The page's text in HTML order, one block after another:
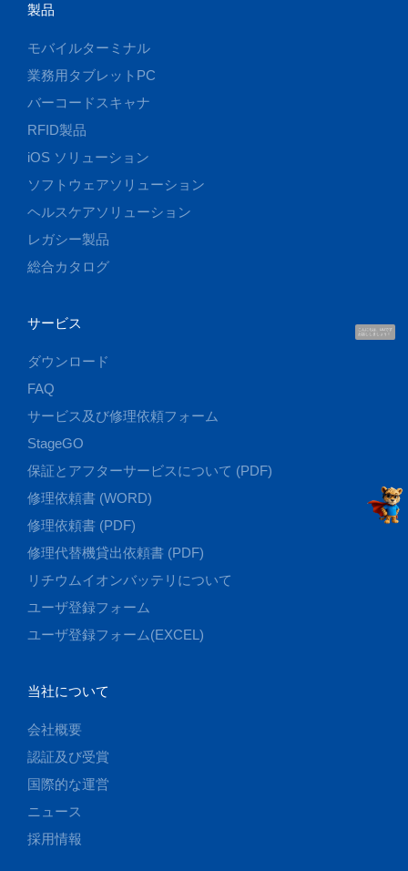
こんにちは、UUです
お話ししましょう！
製品
モバイルターミナル
業務用タブレットPC
バーコードスキャナ
RFID製品
iOS ソリューション
ソフトウェアソリューション
ヘルスケアソリューション
レガシー製品
総合カタログ
サービス
ダウンロード
FAQ
サービス及び修理依頼フォーム
StageGO
保証とアフターサービスについて (PDF)
修理依頼書 (WORD)
修理依頼書 (PDF)
修理代替機貸出依頼書 (PDF)
リチウムイオンバッテリについて
ユーザ登録フォーム
ユーザ登録フォーム(EXCEL)
当社について
会社概要
認証及び受賞
国際的な運営
ニュース
採用情報